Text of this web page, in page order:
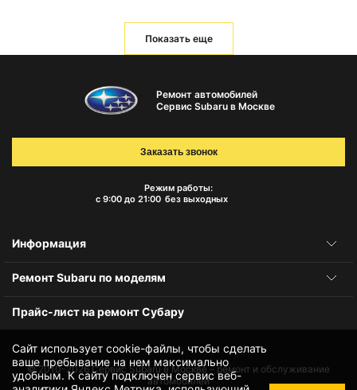
Показать еще
Сайт использует cookie-файлы, чтобы сделать
ваше пребывание на нем максимально
удобным. К cайту подключен сервис веб-
Ремонт автомобилей
Сервис Subaru в Москве
Режим работы:
с 9:00 до 21:00 без выходных
Заказать звонок
Информация
Ремонт Subaru по моделям
Прайс-лист на ремонт Субару
© 2010-2026Сервис Subaru в Москве – ремонт и обслуживание
автомобилей